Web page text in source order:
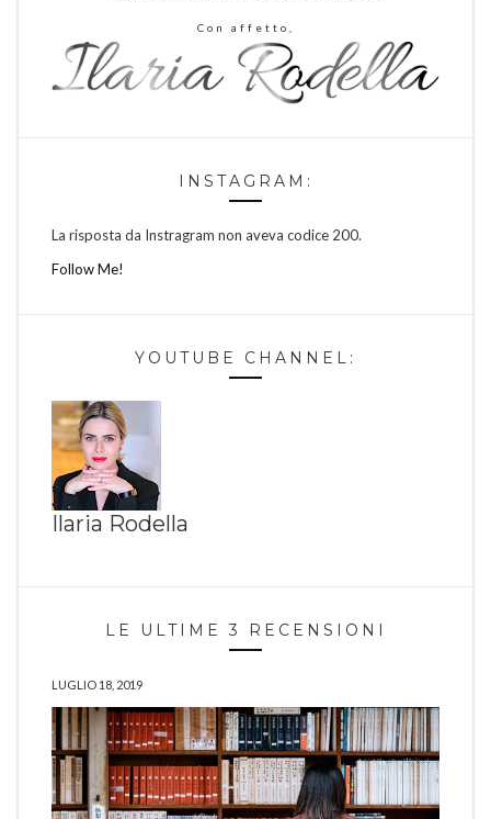
Con affetto,
INSTAGRAM:
La risposta da Instragram non aveva codice 200.
Follow Me!
YOUTUBE CHANNEL:
Ilaria Rodella
LE ULTIME 3 RECENSIONI
LUGLIO 18, 2019